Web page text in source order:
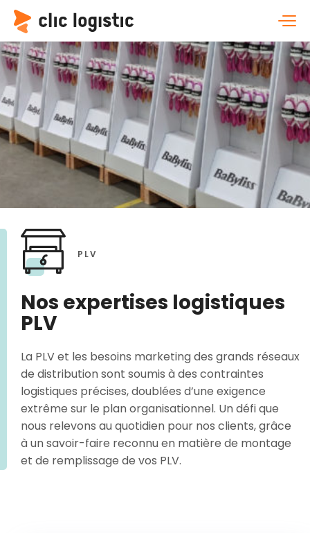
PLV
Nos expertises logistiques
PLV
La PLV et les besoins marketing des grands réseaux
de distribution sont soumis à des contraintes
logistiques précises, doublées d’une exigence
extrême sur le plan organisationnel. Un défi que
nous relevons au quotidien pour nos clients, grâce
à un savoir-faire reconnu en matière de montage
et de remplissage de vos PLV.